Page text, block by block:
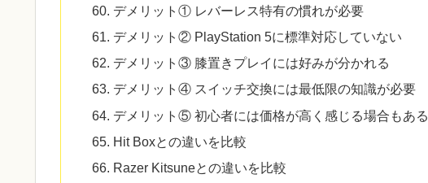
デメリット① レバーレス特有の慣れが必要
デメリット② PlayStation 5に標準対応していない
デメリット③ 膝置きプレイには好みが分かれる
デメリット④ スイッチ交換には最低限の知識が必要
デメリット⑤ 初心者には価格が高く感じる場合もある
Hit Boxとの違いを比較
Razer Kitsuneとの違いを比較